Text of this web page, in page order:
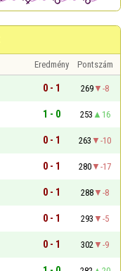
Eredmény
Pontszám
0 - 1 269
-8
1 - 0 253
16
0 - 1 263
-10
0 - 1 280
-17
0 - 1 288
-8
0 - 1 293
-5
0 - 1 302
-9